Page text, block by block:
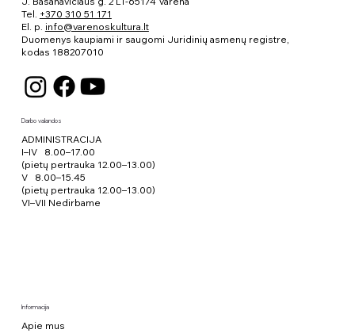
Tel. +370 310 51 171
El. p. info@varenoskultura.lt
Duomenys kaupiami ir saugomi Juridinių asmenų registre,
kodas 188207010
Darbo valandos
ADMINISTRACIJA
I–IV 8.00–17.00
(pietų pertrauka 12.00–13.00)
V 8.00–15.45
(pietų pertrauka 12.00–13.00)
VI–VII Nedirbame
Informacija
Apie mus